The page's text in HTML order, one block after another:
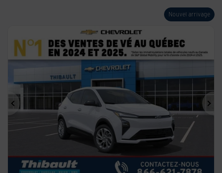
Nouvel arrivage
Précédent